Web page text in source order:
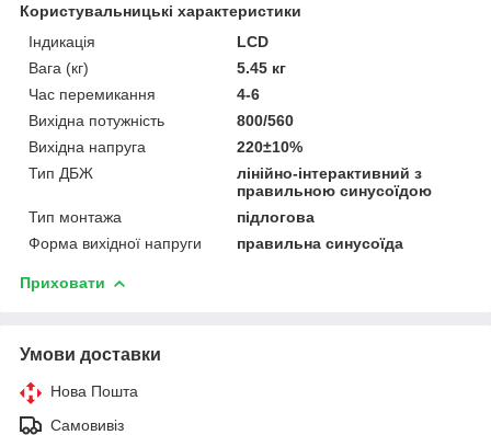
Користувальницькі характеристики
Індикація
LCD
Вага (кг)
5.45 кг
Час перемикання
4-6
Вихідна потужність
800/560
Вихідна напруга
220±10%
Тип ДБЖ
лінійно-інтерактивний з
правильною синусоїдою
Тип монтажа
підлогова
Форма вихідної напруги
правильна синусоїда
Приховати
Умови доставки
Нова Пошта
Самовивіз